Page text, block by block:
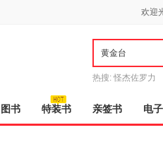
欢迎
热搜: 怪杰佐罗力
图书 特装书 亲签书 电